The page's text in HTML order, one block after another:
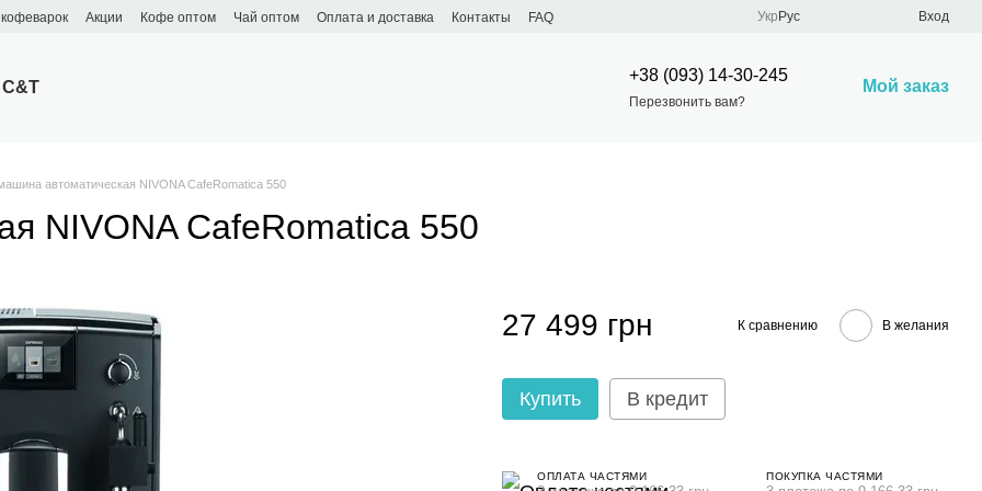
Акции Кофе оптом Чай оптом Оплата и доставка Контакты
FAQ
Укр Рус Вход
+38 (093) 14-30-245
Перезвонить вам?
Мой заказ
автоматическая NIVONA CafeRomatica 550
NIVONA CafeRomatica 550
27 499 грн К сравнению В желания
Купить В кредит
ОПЛАТА ЧАСТЯМИ ПОКУПКА ЧАСТЯМИ